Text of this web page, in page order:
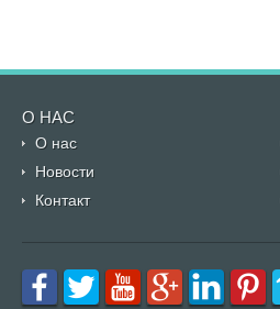
О НАС
О нас
Новости
Контакт